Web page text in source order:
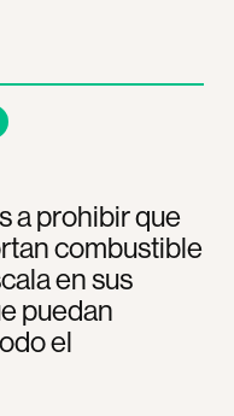
a prohibir que
combustible
en sus
puedan
el